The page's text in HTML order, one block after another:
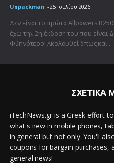
Unpackman - 25 Ιουλίου 2026
Δεν είναι το πρώτο Allpowers
έχω την 2η έκδοση του που είναι
Φθηνότερο! Ακολουθεί όπως και...
ΣΧΕΤΙΚΑ
iTechNews.gr is a Greek effort
what's new in mobile phones,
in general but not only. You'll
coupons for bargain purchases,
general news!